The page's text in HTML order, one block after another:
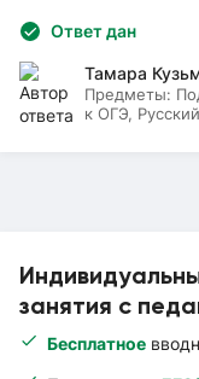
занятия с
Бесплатное
Ответ дан
Тамара
Предметы:
к ОГЭ,